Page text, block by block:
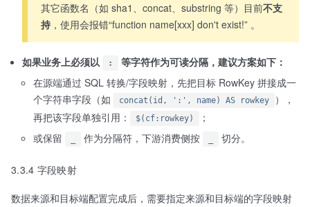
其它函数名（如 sha1、concat、substring 等）目前不支
持 ，使用会报错“function name[xxx] don't exist!” 。
如果业务上必须以 :
等字符作为可读分隔，建议方案如下：
在源端通过 SQL 转换/字段映射，先把目标 RowKey 拼接成一
个字符串字段（如
concat(id, ':', name) AS rowkey
），
再把该字段单独引用：
$(cf:rowkey)
；
或保留
作为分隔符，下游消费侧按 切分。
3.3.4 字段映射
数据来源和目标端配置完成后，需要指定来源和目标端的字段映射